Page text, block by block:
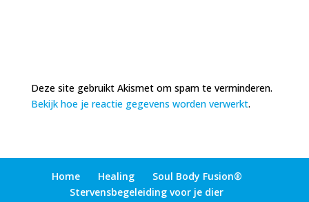
Deze site gebruikt Akismet om spam te verminderen.
Bekijk hoe je reactie gegevens worden verwerkt.
Home Healing
Soul Body Fusion®
Stervensbegeleiding voor je dier